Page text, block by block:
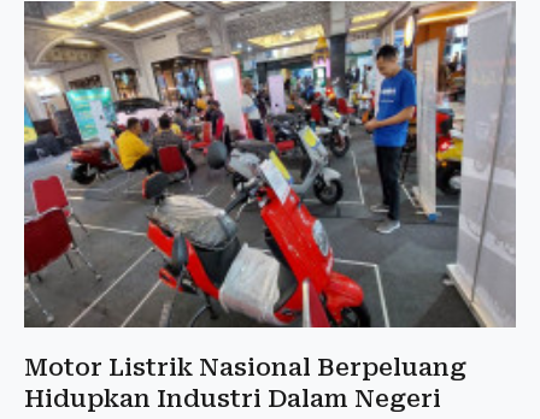
Motor Listrik Nasional Berpeluang
Hidupkan Industri Dalam Negeri